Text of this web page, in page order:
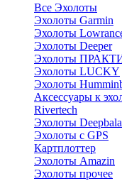
Все Эхолоты
Эхолоты Garmin
Эхолоты
Эхолоты Deeper
Эхолоты
Эхолоты LUCKY
Эхолоты
Аксессуары к
Rivertech
Эхолоты
Эхолоты с GPS
Картплоттер
Эхолоты Amazin
Эхолоты прочее